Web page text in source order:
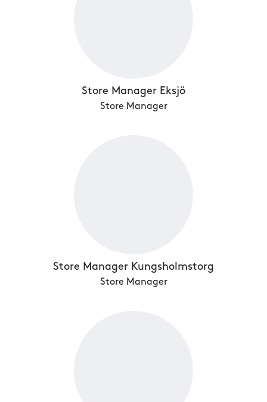
Store Manager Eksjö
Store Manager
Store Manager Kungsholmstorg
Store Manager